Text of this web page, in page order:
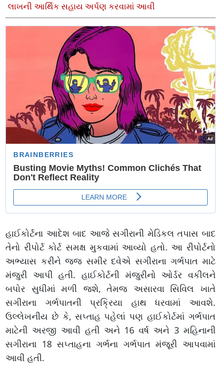
લાખની આર્થિક સહાય અર્પણ કરવામાં આવી
હાઈકોર્ટના આદેશ બાદ આજે સગીરાની મેડિકલ તપાસ બાદ
તેનો રીપોર્ટ કોર્ટ સમક્ષ મુકવામાં આવ્યો હતો. આ રીપોર્ટનો
અભ્યાસ કરીને જજ સમીર દવેએ સગીરાના ગર્ભપાત માટે
મંજુરી આપી હતી. હાઈકોર્ટની મંજુરીનો ઓર્ડર વકીલને
બપોર સુધીમાં મળી જશે, તેમજ અસારવા સિવિલ ખાતે
સગીરાના ગર્ભપાતની પ્રક્રિયા હાથ ધરવામાં આવશે.
ઉલ્લેખનીય છે કે, સપ્તાહ પહેલાં પણ હાઈકોર્ટમાં ગર્ભપાત
માટેની અરજી આવી હતી અને 16 વર્ષ અને 3 મહિનાની
સગીરાના 18 સપ્તાહના ગર્ભના ગર્ભપાત મંજૂરી આપવામાં
આવી હતી.